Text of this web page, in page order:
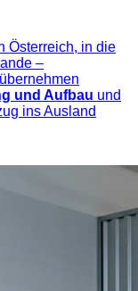
Österreich, in die
–
und Aufbau und
ins Ausland